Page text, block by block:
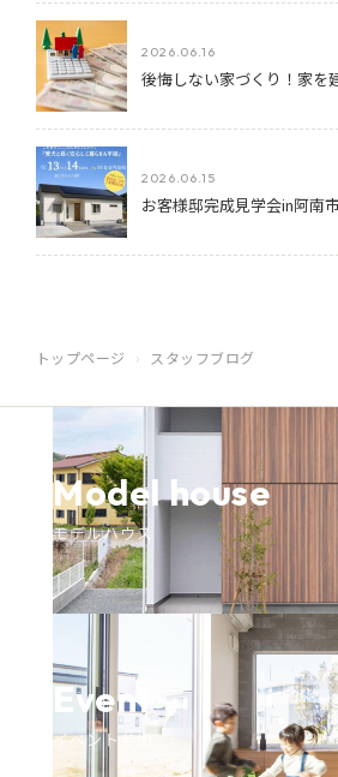
2026.06.16
後悔しない家づくり！家
2026.06.15
お客様邸完成見学会in阿南
トップページ スタッフブログ
Model house
モデルハウス
Event
イベント参加